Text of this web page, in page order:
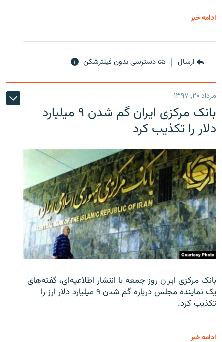
ادامه خبر
ارسال دسترسی بدون فیلترشکن
مرداد ۲۰, ۱۳۹۷
بانک مرکزی ایران گم شدن ۹ میلیارد
دلار را تکذیب کرد
بانک مرکزی ایران روز جمعه با انتشار اطلاعیه‌ای، گفته‌های
یک نماینده مجلس درباره گم شدن ۹ میلیارد دلار ارز را
تکذیب کرد.
ادامه خبر